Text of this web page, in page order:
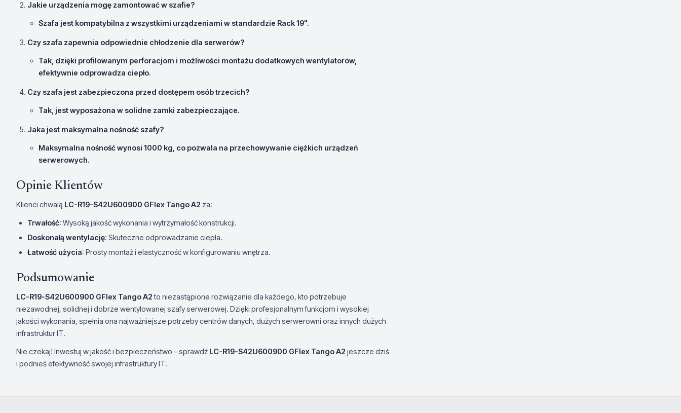
Jakie urządzenia mogę zamontować w szafie?
Szafa jest kompatybilna z wszystkimi urządzeniami w standardzie Rack 19".
Czy szafa zapewnia odpowiednie chłodzenie dla serwerów?
Tak, dzięki profilowanym perforacjom i możliwości montażu dodatkowych wentylatorów,
efektywnie odprowadza ciepło.
Czy szafa jest zabezpieczona przed dostępem osób trzecich?
Tak, jest wyposażona w solidne zamki zabezpieczające.
Jaka jest maksymalna nośność szafy?
Maksymalna nośność wynosi 1000 kg, co pozwala na przechowywanie ciężkich urządzeń
serwerowych.
Opinie Klientów
Klienci chwalą LC-R19-S42U600900 GFlex Tango A2 za:
Trwałość: Wysoką jakość wykonania i wytrzymałość konstrukcji.
Doskonałą wentylację: Skuteczne odprowadzanie ciepła.
Łatwość użycia: Prosty montaż i elastyczność w konfigurowaniu wnętrza.
Podsumowanie
LC-R19-S42U600900 GFlex Tango A2to niezastąpione rozwiązanie dla każdego, kto potrzebuje
niezawodnej, solidnej i dobrze wentylowanej szafy serwerowej. Dzięki profesjonalnym funkcjom i wysokiej
jakości wykonania, spełnia ona najważniejsze potrzeby centrów danych, dużych serwerowni oraz innych dużych
infrastruktur IT.
Nie czekaj! Inwestuj w jakość i bezpieczeństwo – sprawdź LC-R19-S42U600900 GFlex Tango A2 jeszcze dziś
i podnieś efektywność swojej infrastruktury IT.